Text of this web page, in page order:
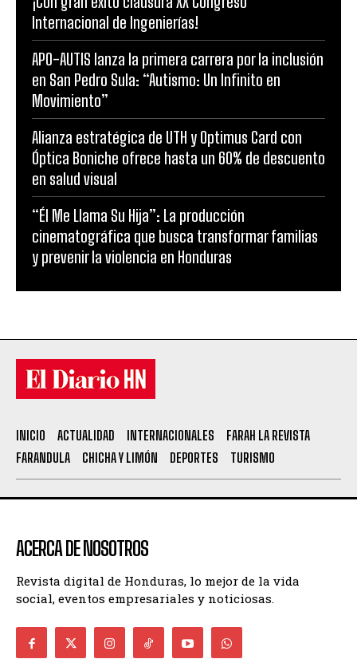
Internacional de Ingenierías!
APO-AUTIS lanza la primera carrera por la inclusión
en San Pedro Sula: “Autismo: Un Infinito en
Movimiento”
Alianza estratégica de UTH y Optimus Card con
Óptica Boniche ofrece hasta un 60% de descuento
en salud visual
“Él Me Llama Su Hija”: La producción
cinematográfica que busca transformar familias
y prevenir la violencia en Honduras
INICIO ACTUALIDAD INTERNACIONALES
FARAH LA REVISTA
FARANDULA
CHICHA Y LIMÓN DEPORTES TURISMO
ACERCA DE NOSOTROS
Revista digital de Honduras, lo mejor de la vida
social, eventos empresariales y noticiosas.